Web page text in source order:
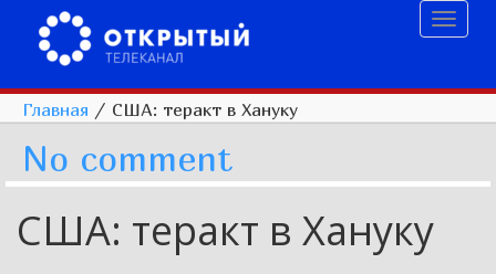
Главная / США: теракт в Хануку
No comment
США: теракт в Хануку